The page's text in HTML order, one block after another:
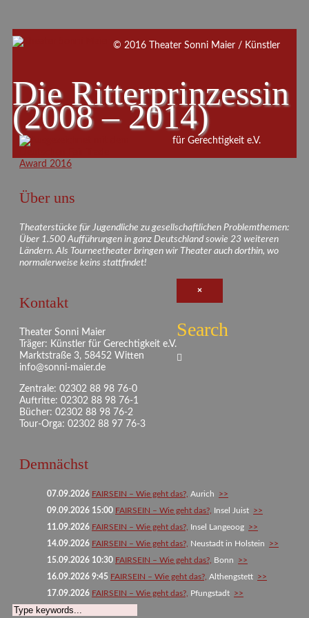
Die Ritterprinzessin
(2008 – 2014)
Über uns
Theaterstücke für Jugendliche zu gesellschaftlichen Problemthemen:
Über 1.500 Aufführungen in ganz Deutschland sowie 23 weiteren
Ländern. Als Tourneetheater bringen wir Theater auch dorthin, wo
normalerweise keins stattfindet!
Kontakt
Theater Sonni Maier
Träger: Künstler für Gerechtigkeit e.V.
Marktstraße 3, 58452 Witten
info@sonni-maier.de
Zentrale: 02302 88 98 76-0
Auftritte: 02302 88 98 76-1
Bücher: 02302 88 98 76-2
Tour-Orga: 02302 88 97 76-3
Demnächst
07.09.2026 FAIRSEIN – Wie geht das?, Aurich >>
09.09.2026 15:00 FAIRSEIN – Wie geht das?, Insel Juist >>
11.09.2026 FAIRSEIN – Wie geht das?, Insel Langeoog >>
14.09.2026 FAIRSEIN – Wie geht das?, Neustadt in Holstein >>
15.09.2026 10:30 FAIRSEIN – Wie geht das?, Bonn >>
16.09.2026 9:45 FAIRSEIN – Wie geht das?, Althengstett >>
17.09.2026 FAIRSEIN – Wie geht das?, Pfungstadt >>
© 2016 Theater Sonni Maier / Künstler
für Gerechtigkeit e.V.
×
Search